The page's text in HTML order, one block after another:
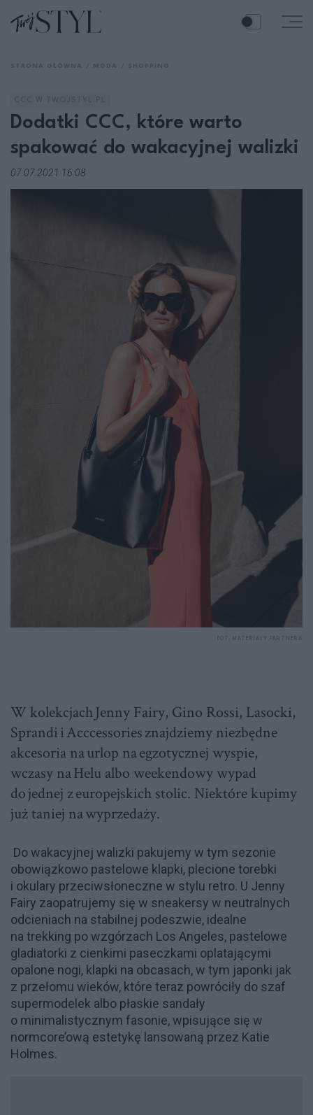
Dodatki CCC, które warto
spakować do wakacyjnej walizki
07.07.2021 16:08
W kolekcjachJenny Fairy, Gino Rossi, Lasocki,
SprandiiAcccessoriesznajdziemy niezbędne
akcesoria na urlop na egzotycznej wyspie,
wczasy na Helu albo weekendowy wypad
do jednej z europejskich stolic. Niektóre kupimy
już taniej na wyprzedaży.
Do wakacyjnej walizki pakujemy w tym sezonie
obowiązkowo pastelowe klapki, plecione torebki
i okulary przeciwsłoneczne w stylu retro. U Jenny
Fairy zaopatrujemy się w sneakersy w neutralnych
odcieniach na stabilnej podeszwie, idealne
na trekking po wzgórzach Los Angeles, pastelowe
gladiatorki z cienkimi paseczkami oplatającymi
opalone nogi, klapki na obcasach, w tym japonki jak
z przełomu wieków, które teraz powróciły do szaf
supermodelek albo płaskie sandały
o minimalistycznym fasonie, wpisujące się w
normcore’ową estetykę lansowaną przez Katie
Holmes.